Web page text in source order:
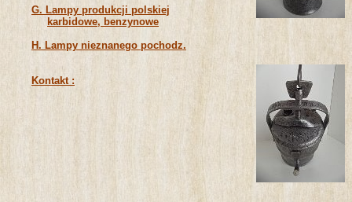
G. Lampy produkcji polskiej
karbidowe, benzynowe
H. Lampy nieznanego pochodz.
Kontakt :